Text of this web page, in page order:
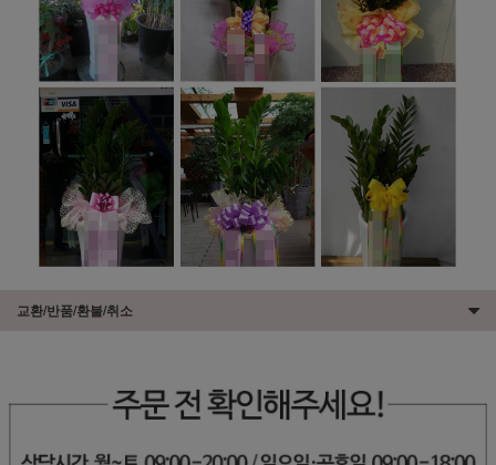
교환/반품/환불/취소